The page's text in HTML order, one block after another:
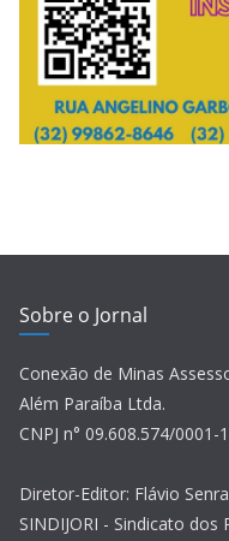
Sobre o Jornal
Conexão de Minas
Além Paraíba Ltda.
CNPJ n° 09.608.574/0001-
Diretor-Editor: Flávio
SINDIJORI - Sindicato